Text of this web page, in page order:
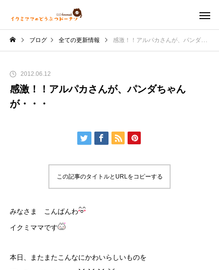
ブログ 全ての更新情報 感激！！アルパカさんが、パンダちゃんが・・・
2012.06.12
感激！！アルパカさんが、パンダちゃん
が・・・
この記事のタイトルとURLをコピーする
みなさま こんばんわ
イクミママです
本日、またまたこんなにかわいらしいものを